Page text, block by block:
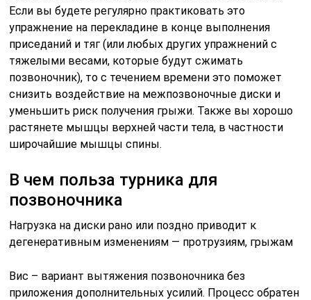
Если вы будете регулярно практиковать это
упражнение на перекладине в конце выполнения
приседаний и тяг (или любых других упражнений с
тяжелыми весами, которые будут сжимать
позвоночник), то с течением времени это поможет
снизить воздействие на межпозвоночные диски и
уменьшить риск получения грыжи. Также вы хорошо
растянете мышцы верхней части тела, в частности
широчайшие мышцы спины.
В чем польза турника для
позвоночника
Нагрузка на диски рано или поздно приводит к
дегенеративным изменениям — протрузиям, грыжам
Вис – вариант вытяжения позвоночника без
приложения дополнительных усилий. Процесс обратен